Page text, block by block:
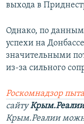
выхода в
Однако, по данным
успехи на
значительными
из-за сильного
Роскомнадзор
сайтуКрым.Реалии
Крым.Реалии